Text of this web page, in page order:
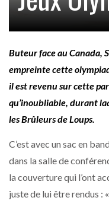
Buteur face au Canada,
empreinte cette
il est revenu sur cette
qu’inoubliable, durant
les Brûleurs de Loups.
C’est avec un sac en
dans la salle de
la couverture qui l’ont
juste de lui être rendus : «